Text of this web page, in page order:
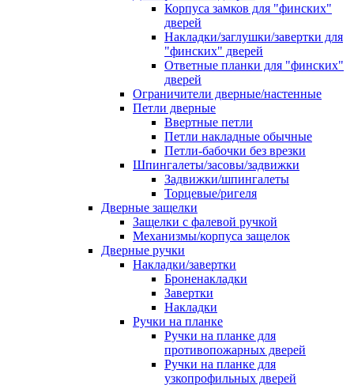
Корпуса замков для "финских"
дверей
Накладки/заглушки/завертки для
"финских" дверей
Ответные планки для "финских"
дверей
Ограничители дверные/настенные
Петли дверные
Ввертные петли
Петли накладные обычные
Петли-бабочки без врезки
Шпингалеты/засовы/задвижки
Задвижки/шпингалеты
Торцевые/ригеля
Дверные защелки
Защелки с фалевой ручкой
Механизмы/корпуса защелок
Дверные ручки
Накладки/завертки
Броненакладки
Завертки
Накладки
Ручки на планке
Ручки на планке для
противопожарных дверей
Ручки на планке для
узкопрофильных дверей